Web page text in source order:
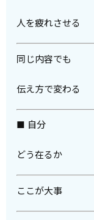
人を疲れさせる
同じ内容でも
伝え方で変わる
■ 自分
どう在るか
ここが大事